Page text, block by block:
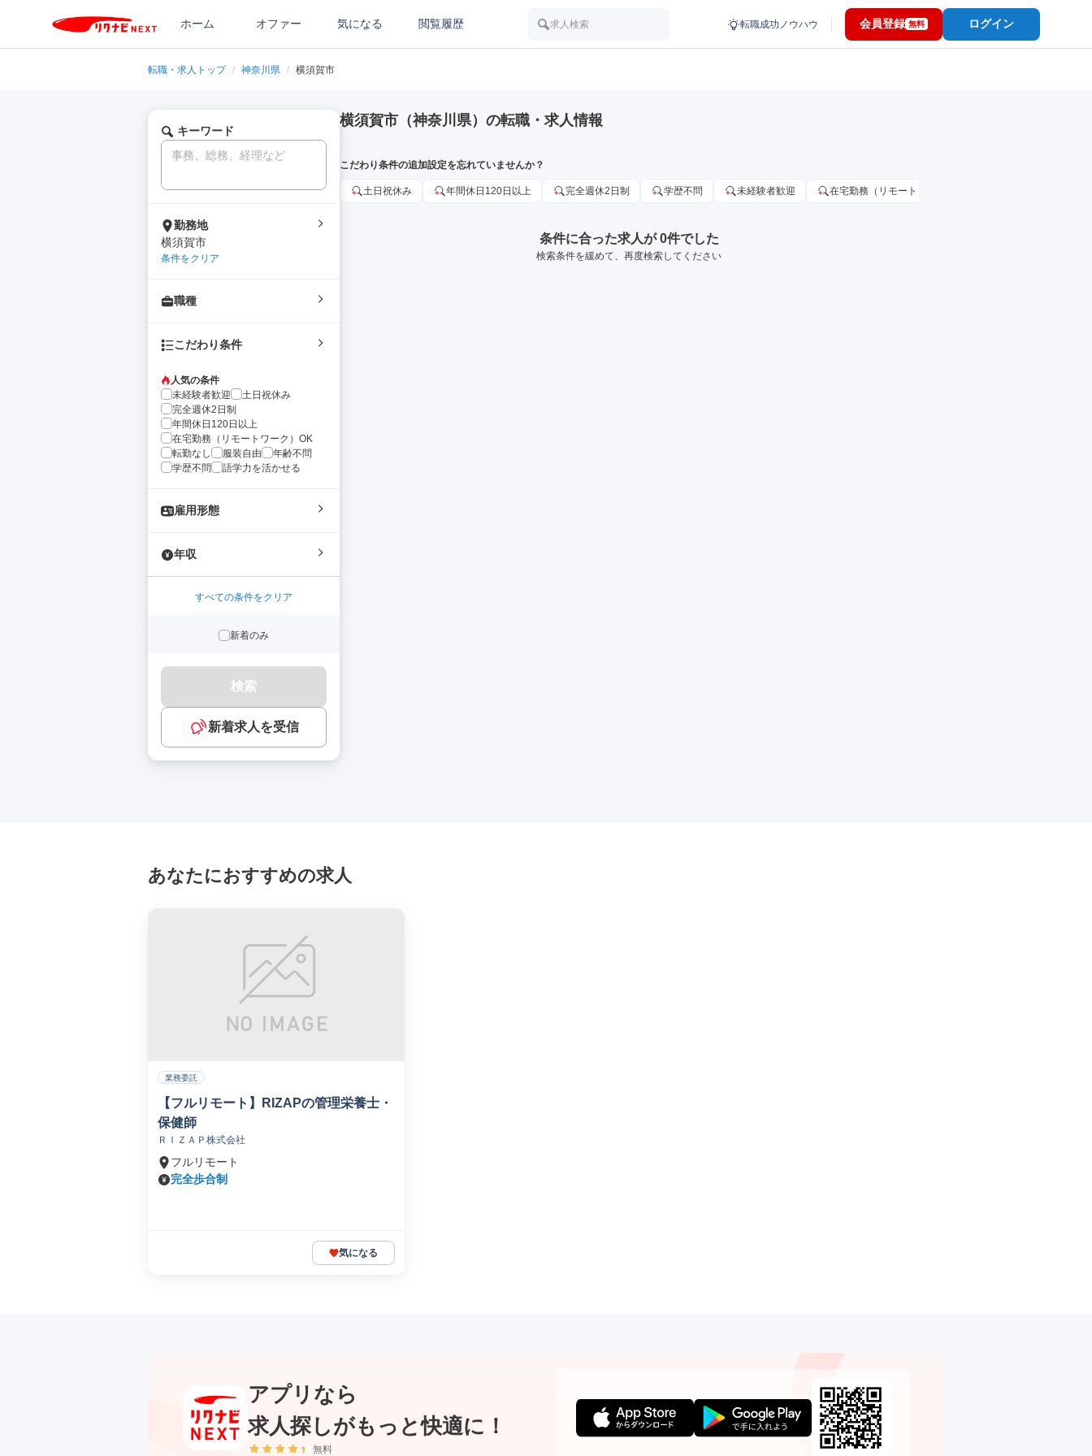
ホーム オファー 気になる 閲覧履歴 求人検索 転職成功ノウハウ 会員登録 無料 ログイン
転職・求人トップ / 神奈川県 / 横須賀市
キーワード
勤務地
横須賀市
条件をクリア
職種
こだわり条件
人気の条件
未経験者歓迎
土日祝休み
完全週休2日制
年間休日120日以上
在宅勤務（リモートワーク）OK
転勤なし
服装自由
年齢不問
学歴不問
語学力を活かせる
雇用形態
年収
すべての条件をクリア
新着のみ
検索
新着求人を受信
横須賀市（神奈川県）の転職・求人情報
こだわり条件の追加設定を忘れていませんか？
土日祝休み 年間休日120日以上 完全週休2日制 学歴不問 未経験者歓迎 在宅勤務（リモートワーク）OK
条件に合った求人が 0件でした
検索条件を緩めて、再度検索してください
あなたにおすすめの求人
業務委託
【フルリモート】RIZAPの管理栄養士・
保健師
ＲＩＺＡＰ株式会社
フルリモート
完全歩合制
気になる
アプリなら
求人探しがもっと快適に！
無料